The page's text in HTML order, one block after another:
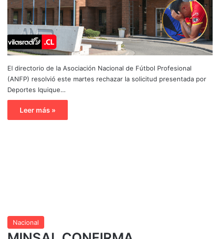
El directorio de la Asociación Nacional de Fútbol Profesional
(ANFP) resolvió este martes rechazar la solicitud presentada por
Deportes Iquique…
Leer más »
Nacional